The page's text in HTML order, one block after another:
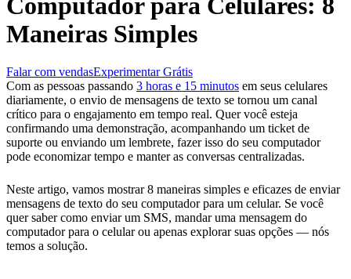
Computador para Celulares: 8
Maneiras Simples
Falar com vendasExperimentar Grátis
Com as pessoas passando 3 horas e 15 minutos em seus celulares
diariamente, o envio de mensagens de texto se tornou um canal
crítico para o engajamento em tempo real. Quer você esteja
confirmando uma demonstração, acompanhando um ticket de
suporte ou enviando um lembrete, fazer isso do seu computador
pode economizar tempo e manter as conversas centralizadas.
Neste artigo, vamos mostrar 8 maneiras simples e eficazes de enviar
mensagens de texto do seu computador para um celular. Se você
quer saber como enviar um SMS, mandar uma mensagem do
computador para o celular ou apenas explorar suas opções — nós
temos a solução.